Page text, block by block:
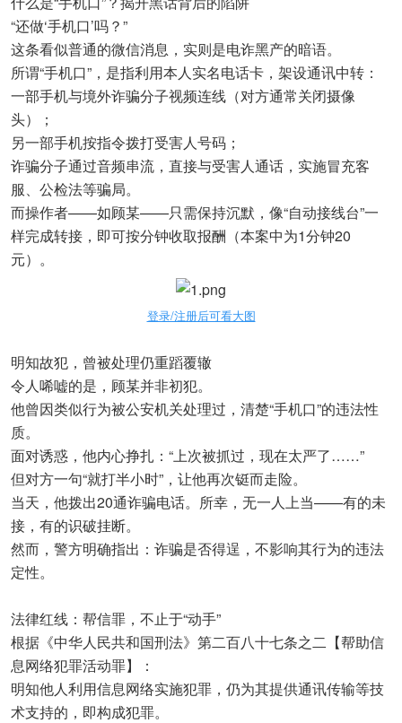
“还做‘手机口’吗？”
这条看似普通的微信消息，实则是电诈黑产的暗语。
所谓“手机口”，是指利用本人实名电话卡，架设通讯中转：
一部手机与境外诈骗分子视频连线（对方通常关闭摄像
头）；
另一部手机按指令拨打受害人号码；
诈骗分子通过音频串流，直接与受害人通话，实施冒充客
服、公检法等骗局。
而操作者——如顾某——只需保持沉默，像“自动接线台”一
样完成转接，即可按分钟收取报酬（本案中为1分钟20
元）。
登录/注册后可看大图
明知故犯，曾被处理仍重蹈覆辙
令人唏嘘的是，顾某并非初犯。
他曾因类似行为被公安机关处理过，清楚“手机口”的违法性
质。
面对诱惑，他内心挣扎：“上次被抓过，现在太严了……”
但对方一句“就打半小时”，让他再次铤而走险。
当天，他拨出20通诈骗电话。所幸，无一人上当——有的未
接，有的识破挂断。
然而，警方明确指出：诈骗是否得逞，不影响其行为的违法
定性。
法律红线：帮信罪，不止于“动手”
根据《中华人民共和国刑法》第二百八十七条之二【帮助信
息网络犯罪活动罪】：
明知他人利用信息网络实施犯罪，仍为其提供通讯传输等技
术支持的，即构成犯罪。